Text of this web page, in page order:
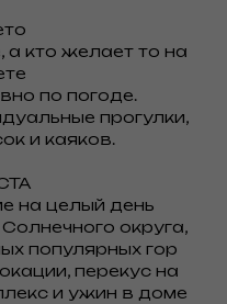
а кто желает то на
по погоде.
прогулки,
и каяков.
на целый день
округа,
популярных гор
перекус на
и ужин в доме